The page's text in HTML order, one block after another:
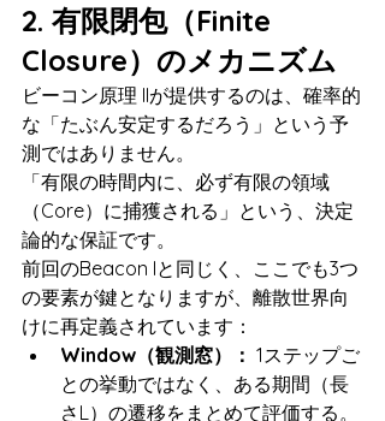
2. 有限閉包（Finite
Closure）のメカニズム
ビーコン原理 IIが提供するのは、確率的
な「たぶん安定するだろう」という予
測ではありません。
「有限の時間内に、必ず有限の領域
（Core）に捕獲される」という、決定
論的な保証です。
前回のBeacon Iと同じく、ここでも3つ
の要素が鍵となりますが、離散世界向
けに再定義されています：
Window（観測窓）： 1ステップご
との挙動ではなく、ある期間（長
さL）の遷移をまとめて評価する。